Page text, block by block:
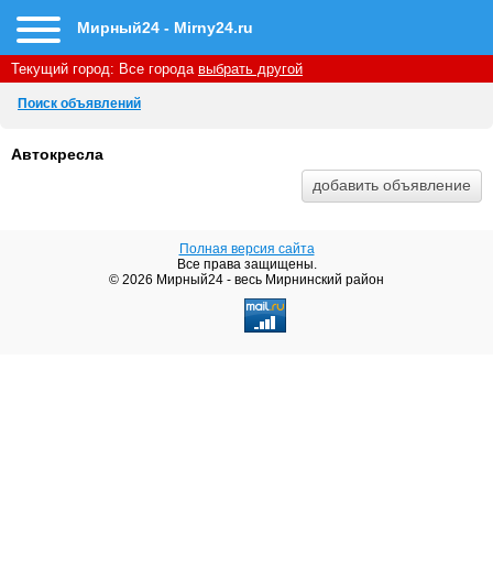
Мирный24 - Mirny24.ru
Текущий город: Все города выбрать другой
Поиск объявлений
Автокресла
Полная версия сайта
Все права защищены.
© 2026 Мирный24 - весь Мирнинский район